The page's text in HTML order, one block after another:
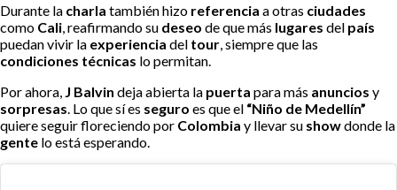
Durante la charla también hizo referencia a otras ciudades
como Cali, reafirmando su deseo de que más lugares del país
puedan vivir la experiencia del tour, siempre que las
condiciones técnicas lo permitan.
Por ahora, J Balvin deja abierta la puerta para más anuncios y
sorpresas. Lo que sí es seguro es que el “Niño de Medellín”
quiere seguir floreciendo por Colombia y llevar su showdonde la
gente lo está esperando.